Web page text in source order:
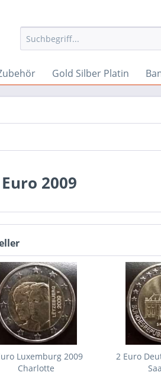
Gold Silber Platin
2009
Luxemburg 2009
Charlotte
2 Euro